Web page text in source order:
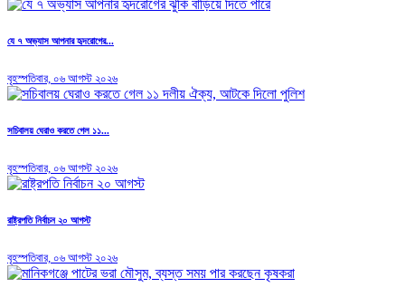
যে ৭ অভ্যাস আপনার হৃদরোগের...
বৃহস্পতিবার, ০৬ আগস্ট ২০২৬
সচিবালয় ঘেরাও করতে গেল ১১...
বৃহস্পতিবার, ০৬ আগস্ট ২০২৬
রাষ্ট্রপতি নির্বাচন ২০ আগস্ট
বৃহস্পতিবার, ০৬ আগস্ট ২০২৬